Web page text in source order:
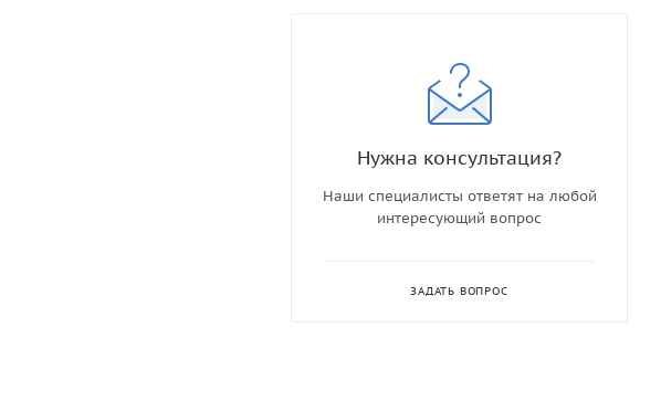
Нужна консультация?
Наши специалисты ответят на любой
интересующий вопрос
ЗАДАТЬ ВОПРОС